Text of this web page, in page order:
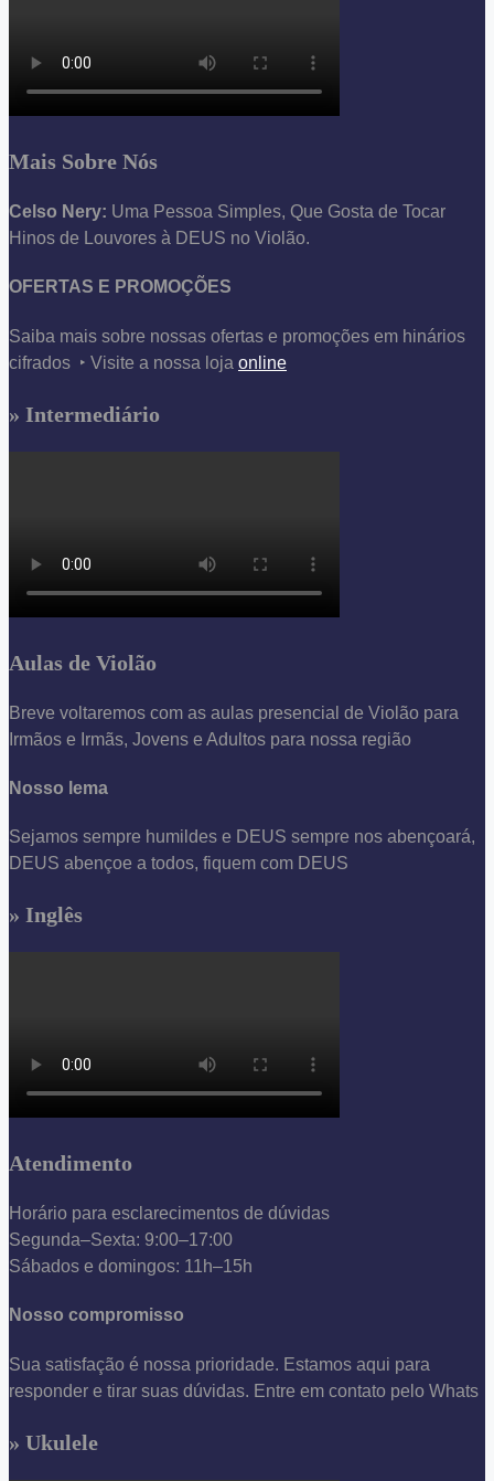
Mais Sobre Nós
Celso Nery: Uma Pessoa Simples, Que Gosta de Tocar
Hinos de Louvores à DEUS no Violão.
OFERTAS E PROMOÇÕES
Saiba mais sobre nossas ofertas e promoções em hinários
cifrados ‣ Visite a nossa loja online
» Intermediário
Aulas de Violão
Breve voltaremos com as aulas presencial de Violão para
Irmãos e Irmãs, Jovens e Adultos para nossa região
Nosso lema
Sejamos sempre humildes e DEUS sempre nos abençoará,
DEUS abençoe a todos, fiquem com DEUS
» Inglês
Atendimento
Horário para esclarecimentos de dúvidas
Segunda–Sexta: 9:00–17:00
Sábados e domingos: 11h–15h
Nosso compromisso
Sua satisfação é nossa prioridade. Estamos aqui para
responder e tirar suas dúvidas. Entre em contato pelo Whats
» Ukulele